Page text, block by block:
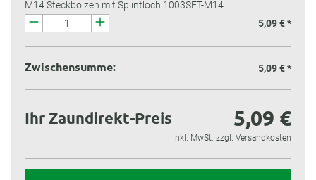
M14 Steckbolzen mit Splintloch 1003SET-M14
5,09 € *
Zwischensumme: 5,09 €*
Ihr Zaundirekt-Preis 5,09 €
inkl. MwSt. zzgl. Versandkosten